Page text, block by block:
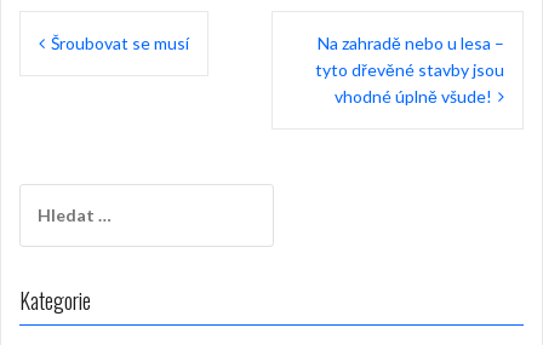
Navigace
Šroubovat se musí
Na zahradě nebo u lesa –
tyto dřevěné stavby jsou
vhodné úplně všude!
Kategorie